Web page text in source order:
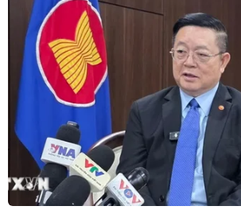
30/07/2026 08:24
Chẩn đoán và điều trị thành công
trường hợp mắc bệnh viêm mạch
hiếm gặp
30/07/2026 08:15
Trao tặng 10 gia đình khó khăn điều
trị vô sinh hiếm muộn miễn phí